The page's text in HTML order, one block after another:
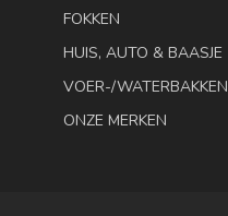
FOKKEN
HUIS, AUTO & BAASJE
VOER-/WATERBAKKEN
ONZE MERKEN